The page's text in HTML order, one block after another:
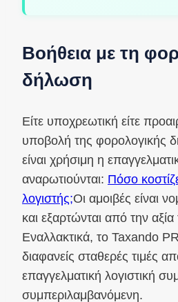
Βοήθεια με τη
δήλωση
Είτε υποχρεωτική είτε
υποβολή της φορολογικής
είναι χρήσιμη η
αναρωτιούνται: Πόσο
λογιστής;Οι αμοιβές είναι
και εξαρτώνται από την αξία
Εναλλακτικά, το Taxando
διαφανείς σταθερές τιμές
επαγγελματική λογιστική
συμπεριλαμβανόμενη.